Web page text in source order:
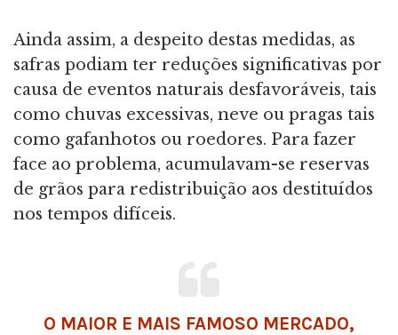
Ainda assim, a despeito destas medidas, as
safras podiam ter reduções significativas por
causa de eventos naturais desfavoráveis, tais
como chuvas excessivas, neve ou pragas tais
como gafanhotos ou roedores. Para fazer
face ao problema, acumulavam-se reservas
de grãos para redistribuição aos destituídos
nos tempos difíceis.
O MAIOR E MAIS FAMOSO MERCADO,